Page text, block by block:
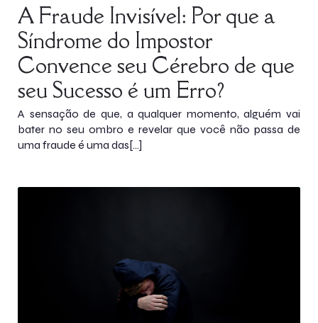
A Fraude Invisível: Por que a
Síndrome do Impostor
Convence seu Cérebro de que
seu Sucesso é um Erro?
A sensação de que, a qualquer momento, alguém vai
bater no seu ombro e revelar que você não passa de
uma fraude é uma das[…]